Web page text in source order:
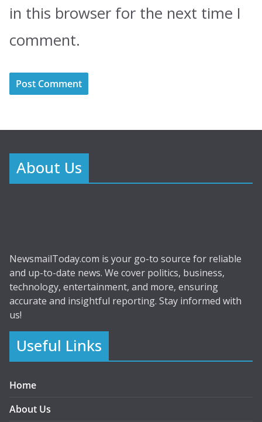
in this browser for the next time I
comment.
About Us
NewsmailToday.com is your go-to source for reliable
and up-to-date news. We cover politics, business,
technology, entertainment, and more, ensuring
accurate and insightful reporting. Stay informed with
us!
Useful Links
Home
About Us